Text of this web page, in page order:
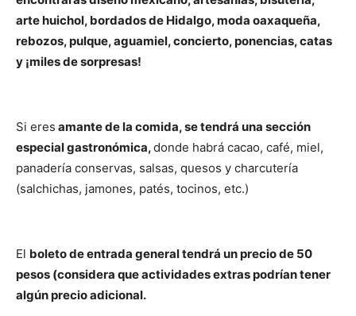
arte huichol, bordados de Hidalgo, moda oaxaqueña,
rebozos, pulque, aguamiel, concierto, ponencias, catas
y ¡miles de sorpresas!
Si eres amante de la comida, se tendrá una sección
especial gastronómica,donde habrá cacao, café, miel,
panadería conservas, salsas, quesos y charcutería
(salchichas, jamones, patés, tocinos, etc.)
El boleto de entrada general tendrá un precio de 50
pesos (considera que actividades extras podrían tener
algún precio adicional.